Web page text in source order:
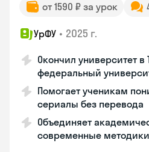
от 1590 ₽ за урок
УрФУ • 2025 г.
Окончил университет
федеральный
Помогает ученикам
сериалы без перевода
Объединяет
современные